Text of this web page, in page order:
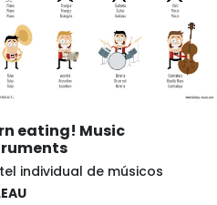
eating! Music
individual de músicos